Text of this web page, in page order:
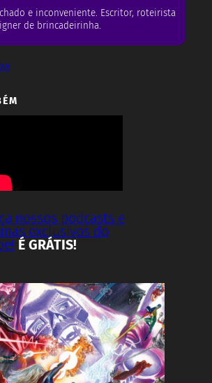
e inconveniente. Escritor, roteirista
de brincadeirinha.
nossos podcasts e
exclusivos do
É GRÁTIS!